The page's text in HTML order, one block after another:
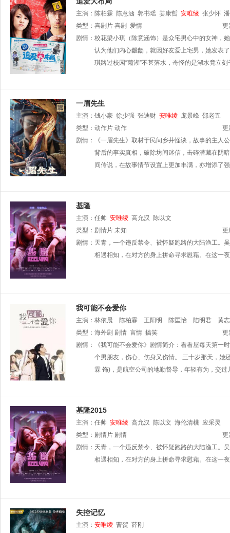
主演： 陈柏霖 陈意涵 郭书瑶 姜康哲 安唯绫 张少怀
类型： 喜剧片 喜剧 爱情
更
剧情： 校花梁小琪（陈意涵饰）是众宅男心中的女神，
认为他们内心龌龊，就因好友爱上宅男，她发表
琪路过校园“菊湖”不甚落水，奇怪的是湖水竟立
一眉先生
主演： 钱小豪 徐少强 张迪财 安唯绫 庞景峰 邵老五
类型： 动作片 动作
更
剧情：
《一眉先生》取材于民间乡井怪谈，故事的主
背后的事实真相，破除坊间迷信，击碎潜藏在阴
间传说，在故事情节设置上更加丰满，亦增添了
基隆
主演： 任帅 安唯绫 高允汉
陈以文
类型： 剧情片 未知
更
剧情： 天青，一个违反禁令、被怀疑跑路的大陆渔工。
相遇相知，在对方的身上拼命寻求慰藉。在这
我可能不会爱你
主演： 林依晨 陈柏霖 王阳明 陈匡怡 陆明君
黄
乔
马囡 谢宇威 余昱纬 余怡萱 张萍萍
类型： 海外剧 剧情 言情 搞笑
更
剧情：
《我可能不会爱你》剧情简介：看看屋每天第
个男朋友，伤心、伤身又伤情。 三十岁那天，
霖 饰)，是航空公司的地勤督导，年轻有为，交
基隆2015
主演： 任帅 安唯绫 高允汉 陈以文 海伦清桃 应采灵
类型： 剧情片 剧情
更
剧情： 天青，一个违反禁令、被怀疑跑路的大陆渔工。
相遇相知，在对方的身上拼命寻求慰藉。在这
失控记忆
主演： 安唯绫 曹贺 薛刚